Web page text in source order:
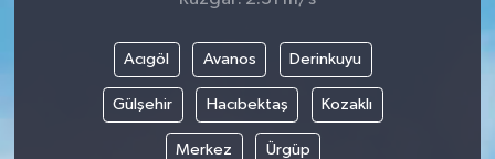
Acıgöl Avanos Derinkuyu
Gülşehir Hacıbektaş Kozaklı
Merkez Ürgüp